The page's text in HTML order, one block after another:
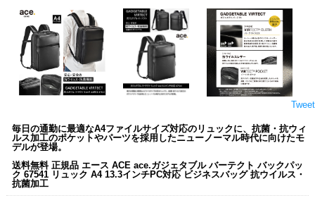
Tweet
毎日の通勤に最適なA4ファイルサイズ対応のリュックに、抗菌・抗ウィ
ルス加工のポケットやパーツを採用したニューノーマル時代に向けたモ
デルが登場。
送料無料 正規品 エース ACE ace.ガジェタブル バーテクト バックパッ
ク 67541 リュック A4 13.3インチPC対応 ビジネスバッグ 抗ウイルス・
抗菌加工